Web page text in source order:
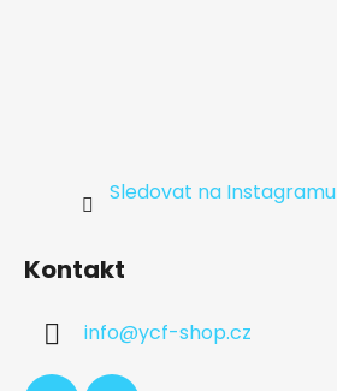
Sledovat na Instagramu
Kontakt
info@ycf-shop.cz